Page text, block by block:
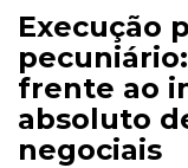
Execução
frente ao
absoluto
negociais